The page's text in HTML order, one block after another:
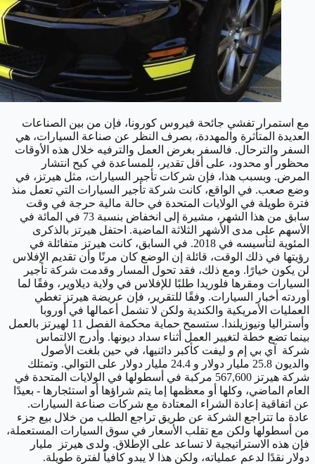
مع استمرار تفشي جائحة فيروس كورونا، فإن من بين الصناعات
العديدة المتأثرة والمهددة، بصرف النظر عن صناعة السيارات، هي
السفر والترحال. فالسفر بغرض العمل والترفيه خلال هذه الأوقات
محظور أو محدود، على أقل تقدير، للمساعدة في كبح انتشار
المرض. وبسبب هذا، فإن شركات تأجير السيارات، مثل هيرتز، في
وضع صعب. في الواقع، كانت شركة تأجير السيارات التي تعمل منذ
فترة طويلة في الولايات المتحدة في حالة مالية حرجة في وقت
سابق من هذا الشهر، مشيرة إلى انخفاض بنسبة 73 في المائة في
الأسهم على مدى الأشهر الثلاثة الماضية. احتفل هيرتز بالذكرى
المئوية لتأسيسه في 2018.
في السابق، كانت هيرتز متفائلة في
رؤيتها في ذلك الوقت، قائلة إن الوضع كان مرنًا وأن تقديم الإفلاس
لن يكون خيارًا. ومع ذلك، فقد تحول المسار وقدمت شركة تأجير
السيارات ومقرها فلوريدا طلبًا للإفلاس في ولاية ديلاوير، وفقًا لما
أوردته أخبار السيارات. وفقًا للتقرير، فإن عريضة هيرتز تغطي
العمليات الأمريكية والكندية ولكن لا تشمل أعمالها في أوروبا
وأستراليا ونيوزيلندا.
ستسمح حماية محكمة الفصل 11 لهيرتز بالعمل
بينما تضع خطة لتغيير العمل أثناء سداد ديونها. وأدرج الالتماس
شركة آي بي إم و ليفت كأكبر دائنيها، في حين بلغت الأصول
والديون 25.8 مليار دولار و 24.4 مليار دولار على التوالي.
وتمتلك
شركة هيرتز 567,600 مركبة في أسطولها في الولايات المتحدة في
العام الماضي، وكلها أو معظمها إما يتم شراؤها أو استئجارها - بعيدًا
عن اتفاقية إعادة الشراء المعتادة مع شركات صناعة السيارات.
عادة ما تتراجع الشركة عن طريق تراجع الطلب من خلال بيع جزء
من أسطولها ولكن مع تقلب الأسعار في سوق السيارات المستعملة،
فإن هذه الاستراتيجية لا تساعد على الإطلاق. ولدى هيرتز مليار
دولار نقدًا لدعم عملياته، ولكن هذا لا يبدو كافياً لفترة طويلة.